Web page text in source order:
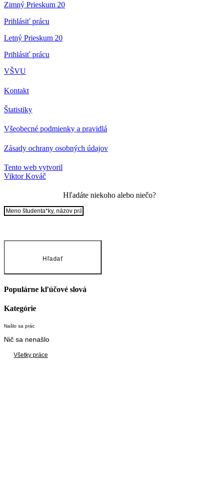
Zimný Prieskum 20
Prihlásiť prácu
Letný Prieskum 20
Prihlásiť prácu
VŠVU
Kontakt
Štatistiky
Všeobecné podmienky a pravidlá
Zásady ochrany osobných údajov
Tento web vytvoril
Viktor Kováč
Hľadáte niekoho alebo niečo?
Hľadať
Populárne kľúčové slová
Kategórie
Našlo sa prác
Nič sa nenašlo
Všetky práce